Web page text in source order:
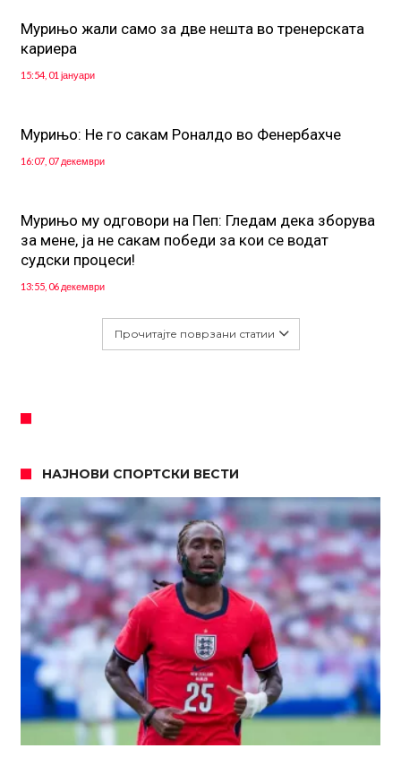
Мурињо жали само за две нешта во тренерската
кариера
15:54, 01 јануари
Мурињо: Не го сакам Роналдо во Фенербахче
16:07, 07 декември
Mурињо му одговори на Пеп: Гледам дека зборува
за мене, ја не сакам победи за кои се водат
судски процеси!
13:55, 06 декември
Прочитајте поврзани статии
НАЈНОВИ СПОРТСКИ ВЕСТИ